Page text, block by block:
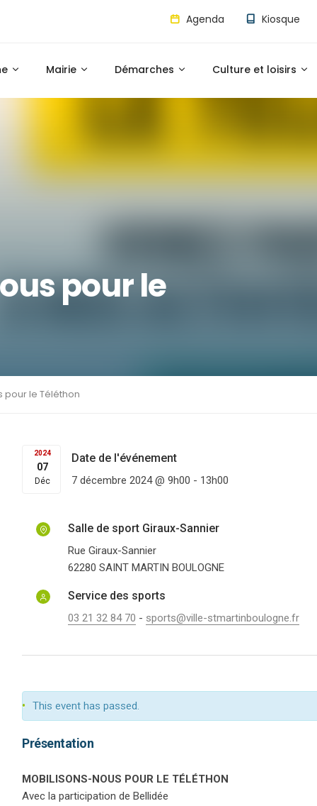
Agenda Kiosque
Mairie Démarches Culture et loisirs
pour le
pour le Téléthon
2024
07
Déc
Date de l'événement
7 décembre 2024 @ 9h00 - 13h00
Salle de sport Giraux-Sannier
Rue Giraux-Sannier
62280 SAINT MARTIN BOULOGNE
Service des sports
03 21 32 84 70 - sports@ville-stmartinboulogne.fr
This event has passed.
Présentation
MOBILISONS-NOUS POUR LE TÉLÉTHON
Avec la participation de Bellidée